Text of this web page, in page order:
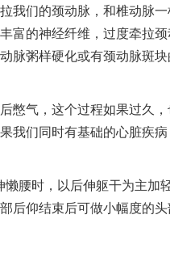
我们的颈动脉，和椎动脉
富的神经纤维，过度牵拉
脉粥样硬化或有颈动脉斑
憋气，这个过程如果过久，
我们同时有基础的心脏疾
腰时，以后伸躯干为主加
后仰结束后可做小幅度的